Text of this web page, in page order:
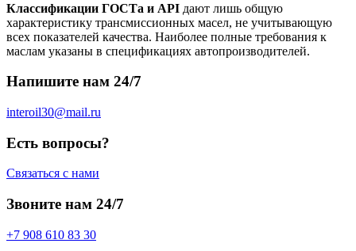
Классификации ГОСТа и API дают лишь общую
характеристику трансмиссионных масел, не учитывающую
всех показателей качества. Наиболее полные требования к
маслам указаны в спецификациях автопроизводителей.
Напишите нам 24/7
interoil30@mail.ru
Есть вопросы?
Связаться с нами
Звоните нам 24/7
+7 908 610 83 30